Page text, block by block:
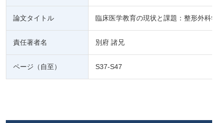
論文タイトル 臨床医学教育の現状と課題：整形外科学
責任著者名 別府 諸兄
ページ（自至） S37-S47